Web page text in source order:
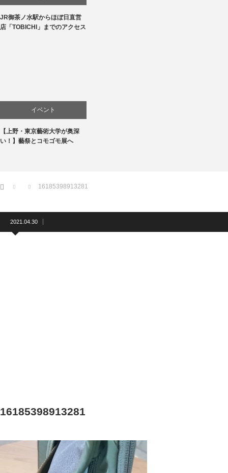
JR御茶ノ水駅からほぼ日直営
店「TOBICHI」までのアクセス
イベント
お店
【上野・東京藝術大学が奥深
い！】藝祭とコモゴモ展へ
ホーム 16185398913281
2021.04.30
16185398913281